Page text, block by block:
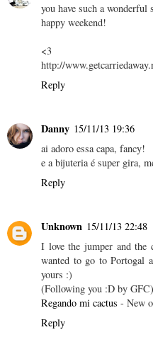
you have such a wonderful
happy weekend!
<3
http://
Reply
Danny 15/11/13 19:36
ai adoro essa capa, fancy!
e a bijuteria é super gira,
Reply
Unknown 15/11/13 22:48
I love the jumper and
wanted to go to Portogal
yours :)
(Following you :D by GFC)
Regando mi cactus - New
Reply